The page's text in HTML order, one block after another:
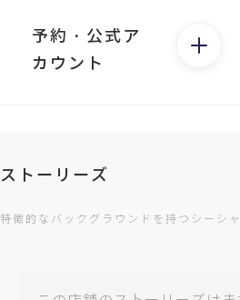
予約・公式ア
カウント
ストーリーズ
特徴的なバックグラウンドを持つシーシ